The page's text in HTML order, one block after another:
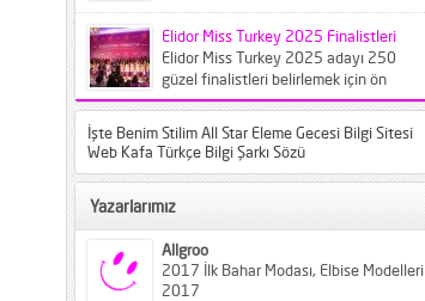
bilinen türlerin farklı varyantları
karşımıza...
Elidor Miss Turkey 2025 Finalistleri
Elidor Miss Turkey 2025 adayı 250
güzel finalistleri belirlemek için ön
elemeye çağırıldı. Crowne Plaza
İşte Benim Stilim All Star Eleme Gecesi Bilgi Sitesi
Web Kafa Türkçe Bilgi Şarkı Sözü
Yazarlarımız
Allgroo
2017 İlk Bahar Modası, Elbise Modelleri
2017